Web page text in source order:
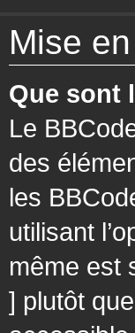
Mise
Que sont
Le
des
les
utilisant
même est
] plutôt